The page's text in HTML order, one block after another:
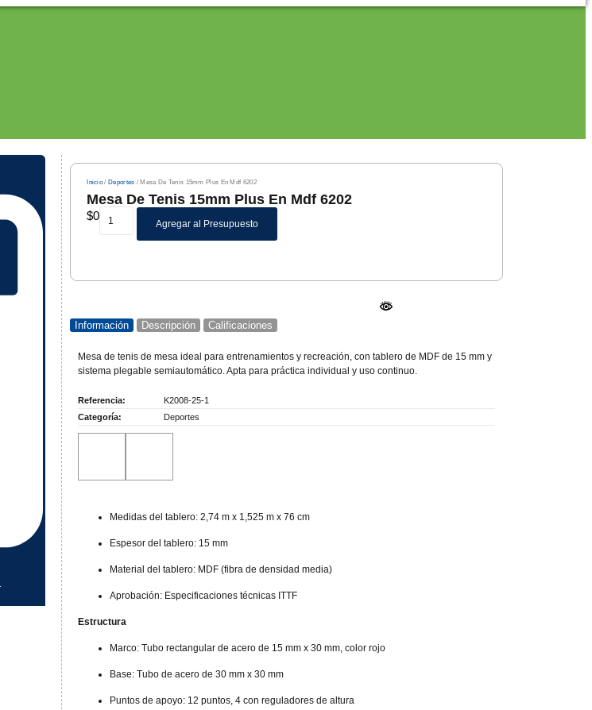
Inicio /Deportes / Mesa De Tenis 15mm Plus En Mdf 6202
Mesa De Tenis 15mm Plus En Mdf 6202
$0
Agregar al Presupuesto
Información Descripción Calificaciones
Mesa de tenis de mesa ideal para entrenamientos y recreación, con tablero de MDF de 15 mm y
sistema plegable semiautomático. Apta para práctica individual y uso continuo.
Referencia:
K2008-25-1
Categoría:
Deportes
Medidas del tablero: 2,74 m x 1,525 m x 76 cm
Espesor del tablero: 15 mm
Material del tablero: MDF (fibra de densidad media)
Aprobación: Especificaciones técnicas ITTF
Estructura
Marco: Tubo rectangular de acero de 15 mm x 30 mm, color rojo
Base: Tubo de acero de 30 mm x 30 mm
Puntos de apoyo: 12 puntos, 4 con reguladores de altura